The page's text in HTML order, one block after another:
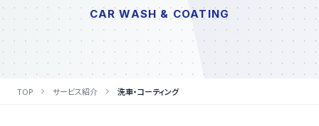
CAR WASH & COATING
TOP サービス紹介 洗車・コーティング